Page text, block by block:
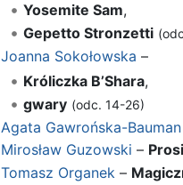
Yosemite Sam,
Gepetto Stronzetti
Joanna Sokołowska –
Króliczka B’Shara,
gwary (odc. 14-26)
Agata Gawrońska-Bauman
Mirosław Guzowski –
Tomasz Organek –